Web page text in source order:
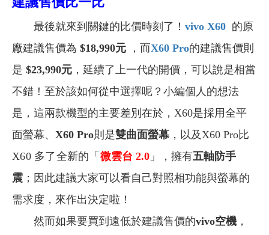
最後就來到關鍵的比價時刻了！ vivo X60 的原
廠建議售價為 $18,990元 ，而X60 Pro的建議售價則
是 $23,990元 ，延續了上一代的開價，可以說是相當
不錯！至於該如何從中選擇呢？小編個人的想法
是，這兩款機型的主要差別在於，X60是採用全平
面螢幕、 X60 Pro則是雙曲面螢幕 ，以及X60 Pro比
X60 多了全新的「 微雲台 2.0」，擁有五軸防手
震 ；因此建議大家可以看自己對照相功能與螢幕的
需求度，來作出決定啦！
然而如果要買到遠低於建議售價的vivo空機 ，